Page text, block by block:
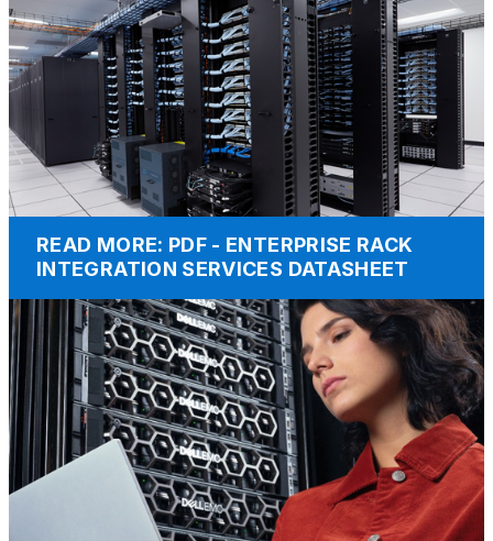
READ MORE: PDF - ENTERPRISE RACK
INTEGRATION SERVICES DATASHEET